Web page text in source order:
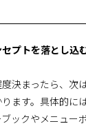
プトを落とし込
決まったら、次
ます。具体的に
ックやメニュー